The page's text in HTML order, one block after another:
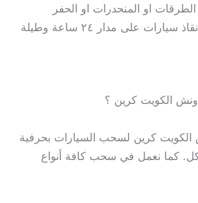
او المنحدرات او الحفر
نوفر لكم رقم ونش انقاذ سيارات على مدار ٢٤ ساعة وطيلة
الكويت كرين ؟
كرين لسحب السيارات بحرفية
كما نعمل في سحب كافة أنواع